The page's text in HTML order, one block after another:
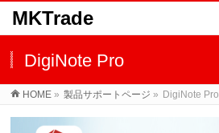
MKTrade
DigiNote Pro
HOME » 製品サポートページ » DigiNote Pro